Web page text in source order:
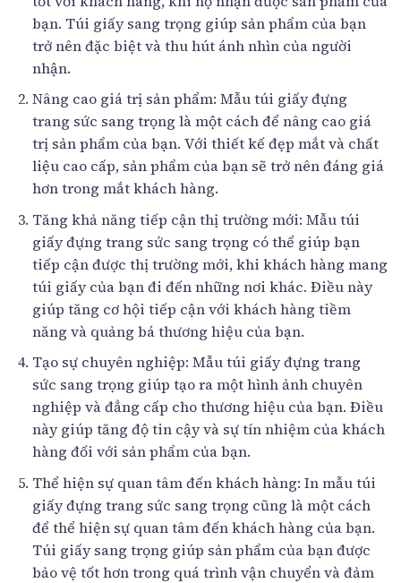
bạn. Túi giấy sang trọng giúp sản phẩm của bạn
trở nên đặc biệt và thu hút ánh nhìn của người
nhận.
Nâng cao giá trị sản phẩm: Mẫu túi giấy đựng
trang sức sang trọng là một cách để nâng cao giá
trị sản phẩm của bạn. Với thiết kế đẹp mắt và chất
liệu cao cấp, sản phẩm của bạn sẽ trở nên đáng giá
hơn trong mắt khách hàng.
Tăng khả năng tiếp cận thị trường mới: Mẫu túi
giấy đựng trang sức sang trọng có thể giúp bạn
tiếp cận được thị trường mới, khi khách hàng mang
túi giấy của bạn đi đến những nơi khác. Điều này
giúp tăng cơ hội tiếp cận với khách hàng tiềm
năng và quảng bá thương hiệu của bạn.
Tạo sự chuyên nghiệp: Mẫu túi giấy đựng trang
sức sang trọng giúp tạo ra một hình ảnh chuyên
nghiệp và đẳng cấp cho thương hiệu của bạn. Điều
này giúp tăng độ tin cậy và sự tín nhiệm của khách
hàng đối với sản phẩm của bạn.
Thể hiện sự quan tâm đến khách hàng: In mẫu túi
giấy đựng trang sức sang trọng cũng là một cách
để thể hiện sự quan tâm đến khách hàng của bạn.
Túi giấy sang trọng giúp sản phẩm của bạn được
bảo vệ tốt hơn trong quá trình vận chuyển và đảm